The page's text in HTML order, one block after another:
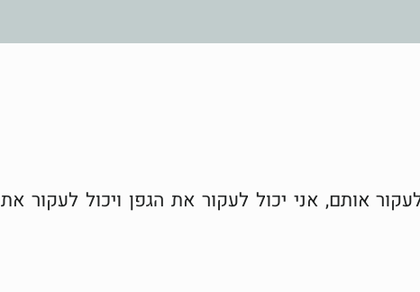
אותם, אני יכול לעקור את הגפן ויכול לעקור את